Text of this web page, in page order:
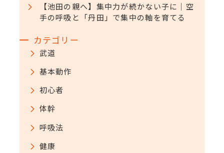
【池田の親へ】集中力が続かない子に｜空
手の呼吸と「丹田」で集中の軸を育てる
カテゴリー
武道
基本動作
初心者
体幹
呼吸法
健康